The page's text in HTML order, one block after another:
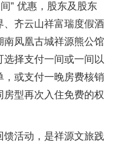
” 优惠，股东及股东
齐云山祥富瑞度假酒
南凤凰古城祥源熊公馆
择支付一间或一间以
或支付一晚房费核销
型再次入住免费的权
活动，是祥源文旅践